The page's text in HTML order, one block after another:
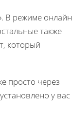
В режиме онлайн
также
который
просто через
у вас